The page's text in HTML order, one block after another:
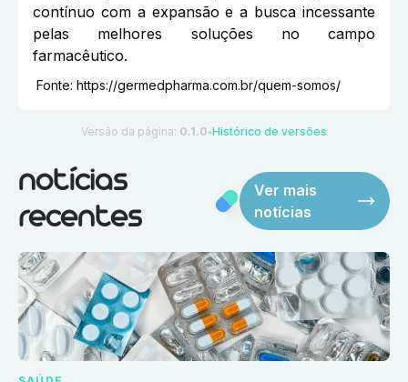
contínuo com a expansão e a busca incessante
pelas melhores soluções no campo
farmacêutico.
Fonte: https://germedpharma.com.br/quem-somos/
Versão da página: 0.1.0 ●Histórico de versões
notícias
recentes
Ver mais
notícias